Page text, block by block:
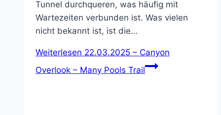
Tunnel durchqueren, was häufig mit
Wartezeiten verbunden ist. Was vielen
nicht bekannt ist, ist die…
Weiterlesen 22.03.2025 – Canyon
Overlook – Many Pools Trail